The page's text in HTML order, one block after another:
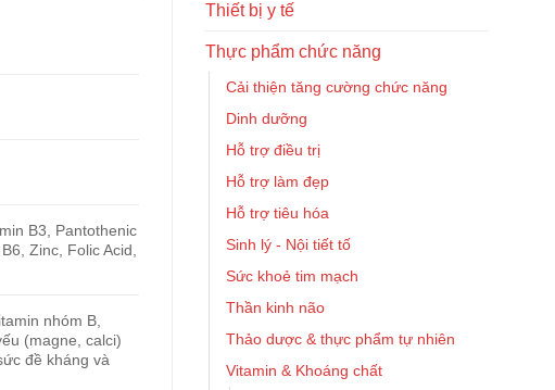
Thiết bị y tế
Thực phẩm chức năng
Cải thiện tăng cường chức năng
Dinh dưỡng
Hỗ trợ điều trị
Hỗ trợ làm đẹp
Hỗ trợ tiêu hóa
Sinh lý - Nội tiết tố
Sức khoẻ tim mạch
Thần kinh não
Thảo dược & thực phẩm tự nhiên
Vitamin & Khoáng chất
B3, Pantothenic
Zinc, Folic Acid,
nhóm B,
(magne, calci)
đề kháng và